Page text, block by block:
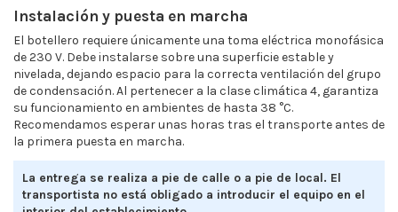
Instalación y puesta en marcha
El botellero requiere únicamente una toma eléctrica monofásica
de 230 V. Debe instalarse sobre una superficie estable y
nivelada, dejando espacio para la correcta ventilación del grupo
de condensación. Al pertenecer a la clase climática 4, garantiza
su funcionamiento en ambientes de hasta 38 °C.
Recomendamos esperar unas horas tras el transporte antes de
la primera puesta en marcha.
La entrega se realiza a pie de calle o a pie de local. El
transportista no está obligado a introducir el equipo en el